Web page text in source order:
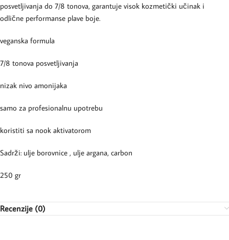
posvetljivanja do 7/8 tonova, garantuje visok kozmetički učinak i
odlične performanse plave boje.
veganska formula
7/8 tonova posvetljivanja
nizak nivo amonijaka
samo za profesionalnu upotrebu
koristiti sa nook aktivatorom
Sadrži: ulje borovnice , ulje argana, carbon
250 gr
Recenzije (0)